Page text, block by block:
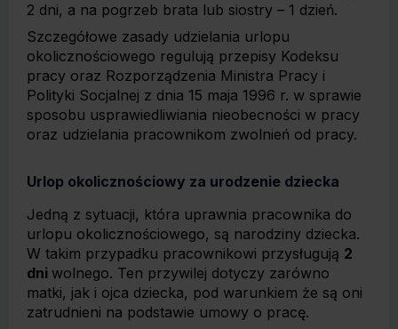
2 dni, a na pogrzeb brata lub siostry – 1 dzień.
Szczegółowe zasady udzielania urlopu
okolicznościowego regulują przepisy Kodeksu
pracy oraz Rozporządzenia Ministra Pracy i
Polityki Socjalnej z dnia 15 maja 1996 r. w sprawie
sposobu usprawiedliwiania nieobecności w pracy
oraz udzielania pracownikom zwolnień od pracy.
Urlop okolicznościowy za urodzenie dziecka
Jedną z sytuacji, która uprawnia pracownika do
urlopu okolicznościowego, są narodziny dziecka.
W takim przypadku pracownikowi przysługują 2
dni wolnego. Ten przywilej dotyczy zarówno
matki, jak i ojca dziecka, pod warunkiem że są oni
zatrudnieni na podstawie umowy o pracę.